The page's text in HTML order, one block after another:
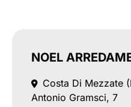
NOEL
Costa Di Mezzate
Antonio Gramsci, 7